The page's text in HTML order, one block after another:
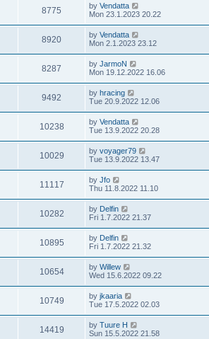
8775 by Vendatta
Mon 23.1.2023 20.22
8920 by Vendatta
Mon 2.1.2023 23.12
8287 by JarmoN
Mon 19.12.2022 16.06
9492 by hracing
Tue 20.9.2022 12.06
10238 by Vendatta
Tue 13.9.2022 20.28
10029 by voyager79
Tue 13.9.2022 13.47
11117 by Jfo
Thu 11.8.2022 11.10
10282 by Delfin
Fri 1.7.2022 21.37
10895 by Delfin
Fri 1.7.2022 21.32
10654 by Willew
Wed 15.6.2022 09.22
10749 by jkaaria
Tue 17.5.2022 02.03
14419 by Tuure H
Sun 15.5.2022 21.58